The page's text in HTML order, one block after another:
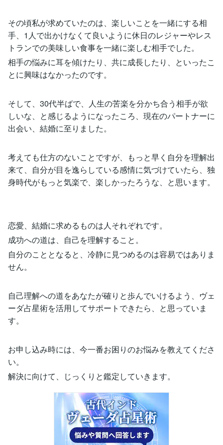
その頃私が求めていたのは、楽しいことを一緒にする相
手、1人で出かけなくて良いように休日のレジャーやレス
トランでの美味しい食事を一緒に楽しむ相手でした。
相手の悩みに耳を傾けたり、共に成長したり、といったこ
とに興味はなかったのです。
そして、30代半ばで、人生の苦楽を分かち合う相手が欲
しいな、と感じるようになったころ、現在のパートナーに
出会い、結婚に至りました。
考えても仕方のないことですが、もっと早く自分を理解出
来て、自分が目を逸らしている感情に気づけていたら、独
身時代がもっと気楽で、楽しかったろうな、と思います。
恋愛、結婚に求めるものは人それぞれです。
成功への道は、自己を理解すること。
自分のこととなると、冷静に見つめるのは容易ではありま
せん。
自己理解への道をあなたが確りと歩んでいけるよう、ヴェ
ーダ占星術を活用してサポートできたら、と思っていま
す。
お申し込み時には、今一番お困りのお悩みを教えてくださ
い。
解決に向けて、じっくりと鑑定していきます。